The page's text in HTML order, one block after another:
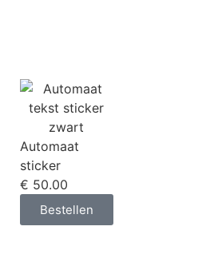
Automaat
sticker
€ 50.00
Bestellen